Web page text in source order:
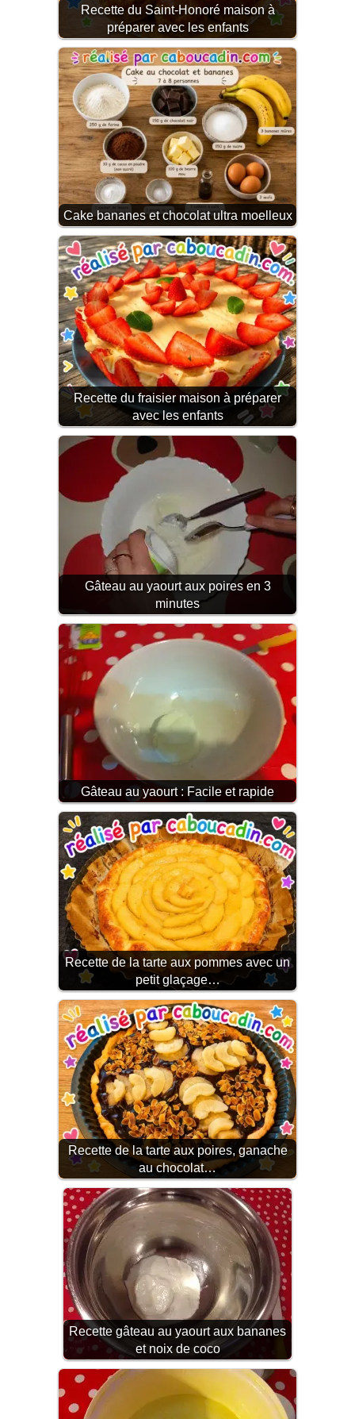
Recette du Saint-Honoré maison à
préparer avec les enfants
Cake bananes et chocolat ultra moelleux
Recette du fraisier maison à préparer
avec les enfants
Gâteau au yaourt aux poires en 3
minutes
Gâteau au yaourt : Facile et rapide
Recette de la tarte aux pommes avec un
petit glaçage…
Recette de la tarte aux poires, ganache
au chocolat…
Recette gâteau au yaourt aux bananes
et noix de coco